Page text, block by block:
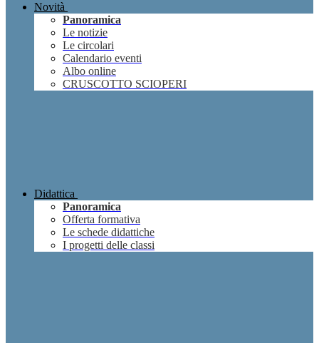
Novità
Panoramica
Le notizie
Le circolari
Calendario eventi
Albo online
CRUSCOTTO SCIOPERI
Didattica
Panoramica
Offerta formativa
Le schede didattiche
I progetti delle classi